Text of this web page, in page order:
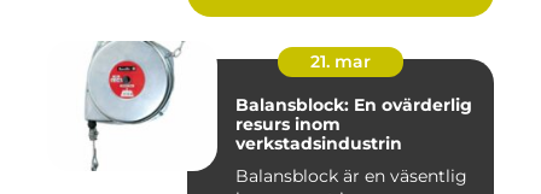
21. mar
Balansblock: En ovärderlig
resurs inom
verkstadsindustrin
Balansblock är en väsentlig